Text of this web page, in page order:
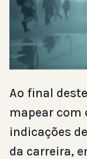
Ao final
mapear com
indicações
da carreira,